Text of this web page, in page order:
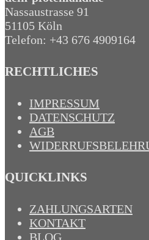
Nassaustrasse 91
51105 Köln
Telefon: +43 676 4909164‬
RECHTLICHES
IMPRESSUM
DATENSCHUTZ
AGB
QUICKLINKS
ZAHLUNGSARTEN
KONTAKT
BLOG